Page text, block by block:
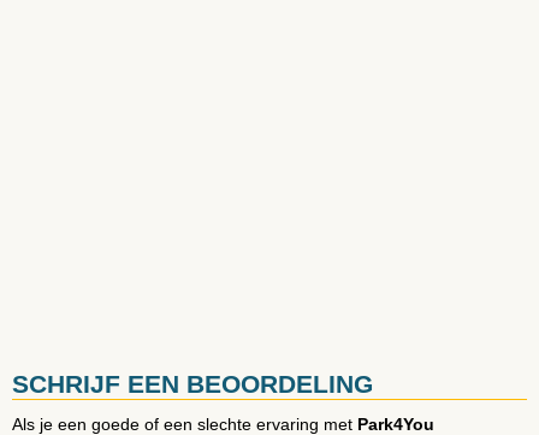
SCHRIJF EEN BEOORDELING
Als je een goede of een slechte ervaring met Park4You